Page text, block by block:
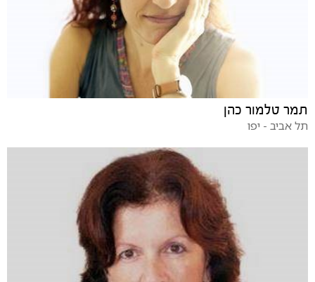
תמר טלמור כהן
תל אביב - יפו